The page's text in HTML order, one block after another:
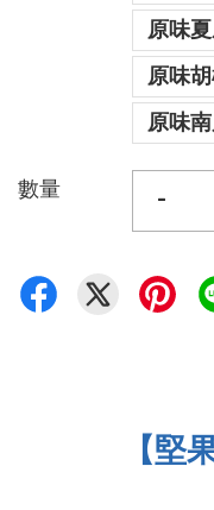
原味
原味
原味
數量 -
【堅